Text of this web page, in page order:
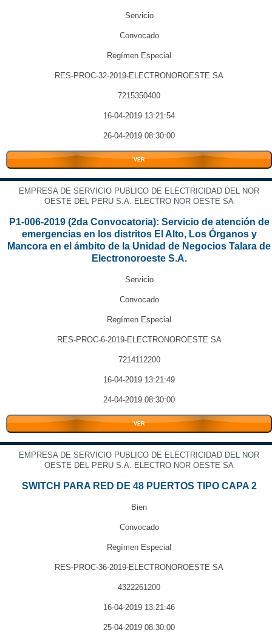
Servicio
Convocado
Regímen Especial
RES-PROC-32-2019-ELECTRONOROESTE SA
7215350400
16-04-2019 13:21:54
26-04-2019 08:30:00
VER
EMPRESA DE SERVICIO PUBLICO DE ELECTRICIDAD DEL NOR
OESTE DEL PERU S.A. ELECTRO NOR OESTE SA
P1-006-2019 (2da Convocatoria): Servicio de atención de
emergencias en los distritos El Alto, Los Órganos y
Mancora en el ámbito de la Unidad de Negocios Talara de
Electronoroeste S.A.
Servicio
Convocado
Regímen Especial
RES-PROC-6-2019-ELECTRONOROESTE SA
7214112200
16-04-2019 13:21:49
24-04-2019 08:30:00
VER
EMPRESA DE SERVICIO PUBLICO DE ELECTRICIDAD DEL NOR
OESTE DEL PERU S.A. ELECTRO NOR OESTE SA
SWITCH PARA RED DE 48 PUERTOS TIPO CAPA 2
Bien
Convocado
Regímen Especial
RES-PROC-36-2019-ELECTRONOROESTE SA
4322261200
16-04-2019 13:21:46
25-04-2019 08:30:00